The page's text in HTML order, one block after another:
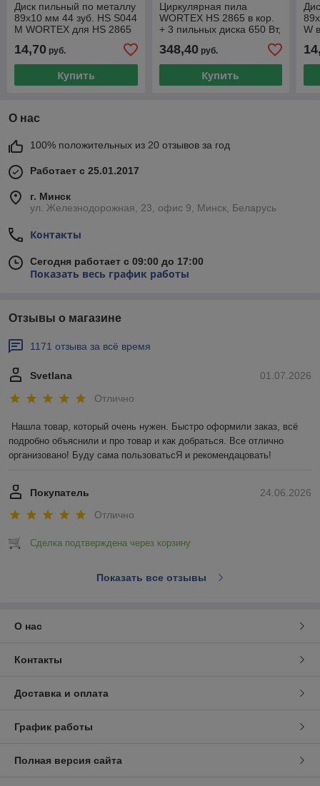
Диск пильный по металлу
89x10 мм 44 зуб. HS S044
M WORTEX для HS 2865
14,70 руб.
Купить
Циркулярная пила
WORTEX HS 2865 в кор.
+ 3 пильных диска 650 Вт,
89х10 мм)
348,40руб.
Купить
W
О нас
100% положительных из 20 отзывов за год
Работает с 25.01.2017
г. Минск
ул. Железнодорожная, 23, офис 9, Минск, Беларусь
Контакты
Сегодня работает с 09:00 до 17:00
Показать весь график работы
Отзывы о магазине
1171 отзыва за всё время
01.07.2026
Svetlana
Отлично
Нашла товар, который очень нужен. Быстро оформили заказ, всё
подробно объяснили и про товар и как добраться. Все отлично
организовано! Буду сама пользоватьсЯ и рекомендацовать!
24.06.2026
Покупатель
Отлично
Сделка подтверждена через корзину
Показать все отзывы
О нас
Контакты
Доставка и оплата
График работы
Полная версия сайта